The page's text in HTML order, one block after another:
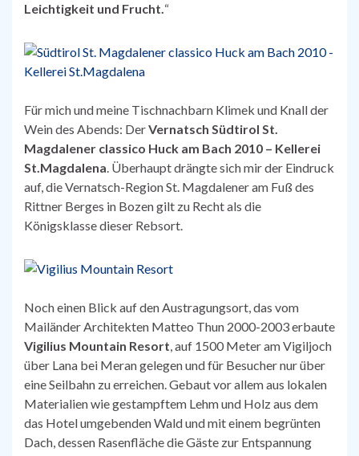
Leichtigkeit und Frucht.“
Für mich und meine Tischnachbarn Klimek und Knall der
Wein des Abends: DerVernatsch Südtirol St.
Magdalener classico Huck am Bach 2010 – Kellerei
St.Magdalena. Überhaupt drängte sich mir der Eindruck
auf, die Vernatsch-Region St. Magdalener am Fuß des
Rittner Berges in Bozen gilt zu Recht als die
Königsklasse dieser Rebsort.
Noch einen Blick auf den Austragungsort, das vom
Mailänder Architekten Matteo Thun 2000-2003 erbaute
Vigilius Mountain Resort, auf 1500 Meter am Vigiljoch
über Lana bei Meran gelegen und für Besucher nur über
eine Seilbahn zu erreichen. Gebaut vor allem aus lokalen
Materialien wie gestampftem Lehm und Holz aus dem
das Hotel umgebenden Wald und mit einem begrünten
Dach, dessen Rasenfläche die Gäste zur Entspannung